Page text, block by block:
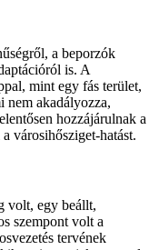
a beporzók
is. A
mint egy fás terület,
nem akadályozza,
hozzájárulnak a
városihősziget-hatást.
volt, egy beállt,
szempont volt a
tervének